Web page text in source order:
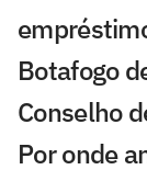
Botafogo
Conselho
Por onde